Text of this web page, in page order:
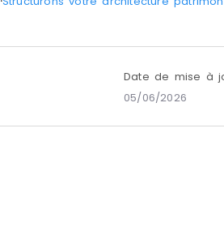
Date de mise à
05/06/2026